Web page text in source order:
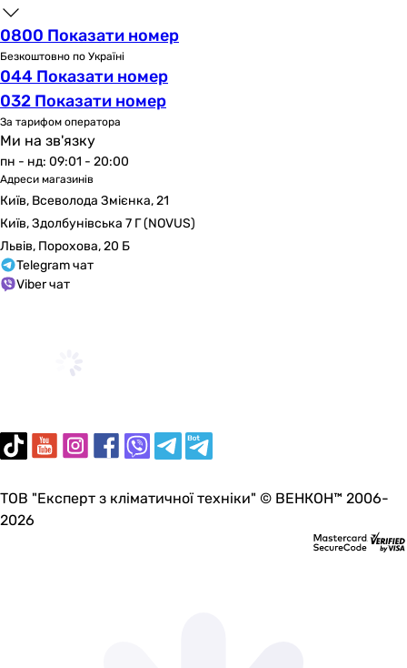
0800 Показати номер
Безкоштовно по Україні
044 Показати номер
032 Показати номер
За тарифом оператора
Ми на зв'язку
пн - нд: 09:01 - 20:00
Адреси магазинів
Київ, Всеволода Змієнка, 21
Київ, Здолбунівська 7 Г (NOVUS)
Львів, Порохова, 20 Б
Telegram чат
Viber чат
ТОВ "Експерт з кліматичної техніки" © ВЕНКОН™ 2006-
2026